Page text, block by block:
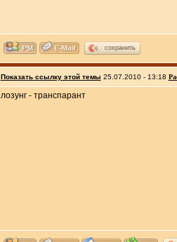
сохранить
Показать ссылку этой темы 25.07.2010 - 13:18
лозунг - транспарант